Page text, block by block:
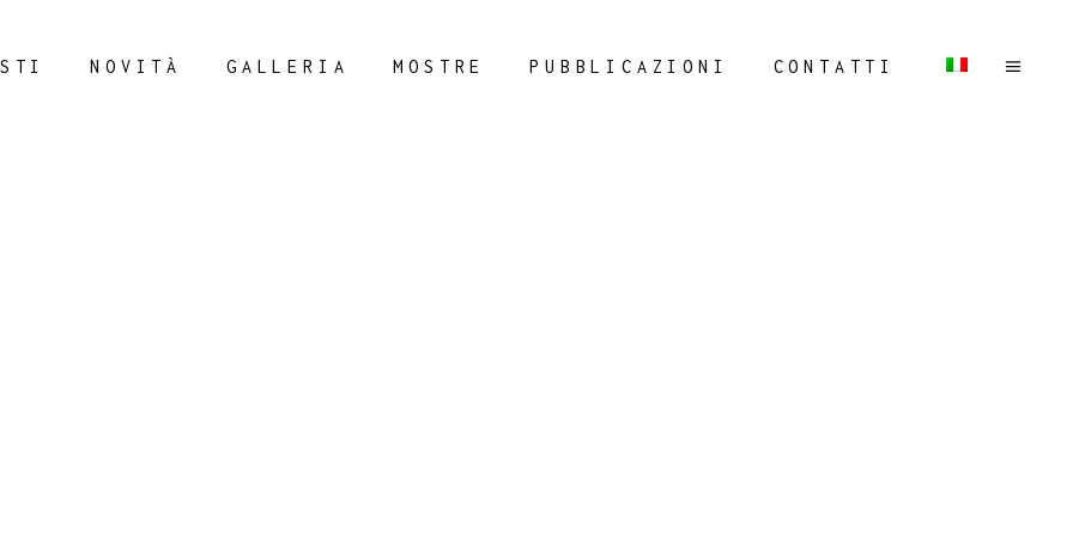
NOVITÀ GALLERIA MOSTRE PUBBLICAZIONI CONTATTI